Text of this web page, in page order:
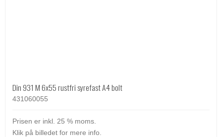
Din 931 M 6x55 rustfri syrefast A4 bolt
431060055
Prisen er inkl. 25 % moms.
Klik på billedet for mere info.